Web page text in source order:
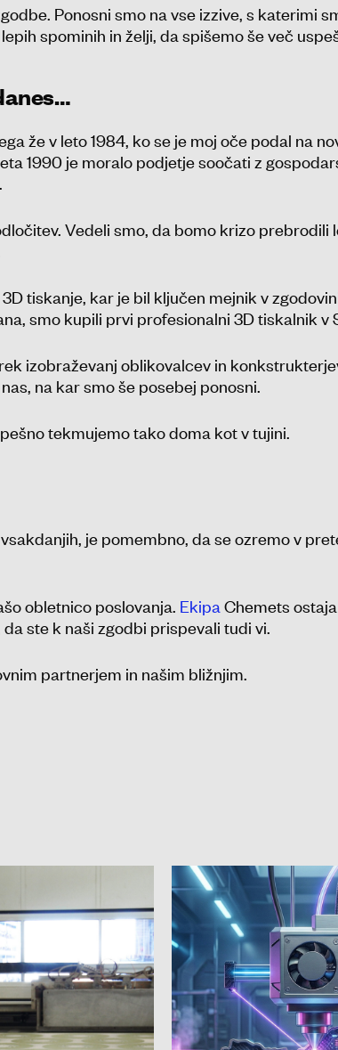
Ponosni smo na vse izzive, s katerimi
spominih in želji, da spišemo še več
že v leto 1984, ko se je moj oče podal na
1990 je moralo podjetje soočati z
Vedeli smo, da bomo krizo prebrodili
tiskanje, kar je bil ključen mejnik v
smo kupili prvi profesionalni 3D tiskalnik v
izobraževanj oblikovalcev in
na kar smo še posebej ponosni.
tekmujemo tako doma kot v tujini.
je pomembno, da se ozremo v
obletnico poslovanja. Ekipa Chemets
ste k naši zgodbi prispevali tudi vi.
partnerjem in našim bližnjim.